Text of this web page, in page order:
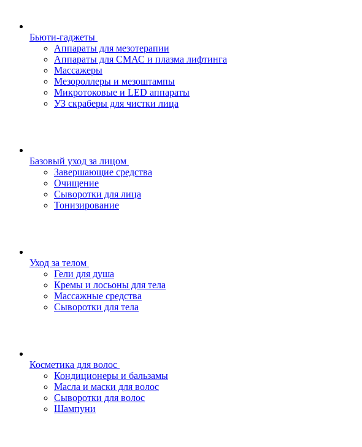
Бьюти-гаджеты
Аппараты для мезотерапии
Аппараты для СМАС и плазма лифтинга
Массажеры
Мезороллеры и мезоштампы
Микротоковые и LED аппараты
УЗ скраберы для чистки лица
Базовый уход за лицом
Завершающие средства
Очищение
Сыворотки для лица
Тонизирование
Уход за телом
Гели для душа
Кремы и лосьоны для тела
Массажные средства
Сыворотки для тела
Косметика для волос
Кондиционеры и бальзамы
Масла и маски для волос
Сыворотки для волос
Шампуни